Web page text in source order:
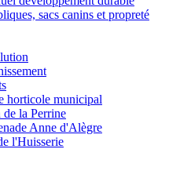
sacs canins et propreté
horticole municipal
de la Perrine
Anne d'Alègre
l'Huisserie